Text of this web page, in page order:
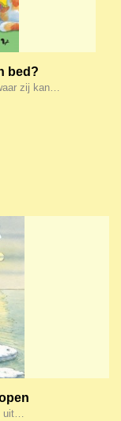
bed?
zij kan…
uit…